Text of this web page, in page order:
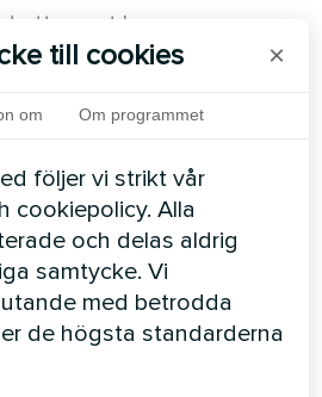
ett smart hem.
farlig kylvätska.
av det användbara
med låg ljudnivå.
fläktkonvektor på ett
du besvara två viktiga
till cookies ×
om Om programmet
följer vi strikt vår
cookiepolicy. Alla
och delas aldrig
samtycke. Vi
med betrodda
de högsta standarderna